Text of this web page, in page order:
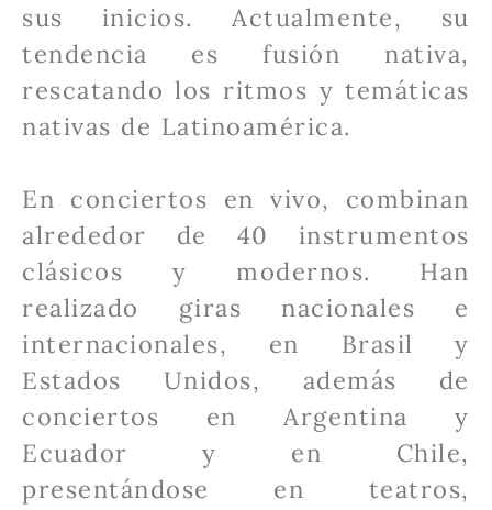
sus inicios. Actualmente, su
tendencia es fusión nativa,
rescatando los ritmos y temáticas
nativas de Latinoamérica.
En conciertos en vivo, combinan
alrededor de 40 instrumentos
clásicos y modernos. Han
realizado giras nacionales e
internacionales, en Brasil y
Estados Unidos, además de
conciertos en Argentina y
Ecuador y en Chile,
presentándose en teatros,